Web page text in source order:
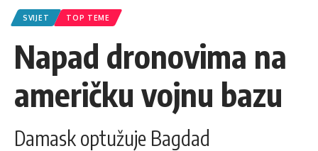
SVIJET TOP TEME
Napad dronovima na
američku vojnu bazu
Damask optužuje Bagdad